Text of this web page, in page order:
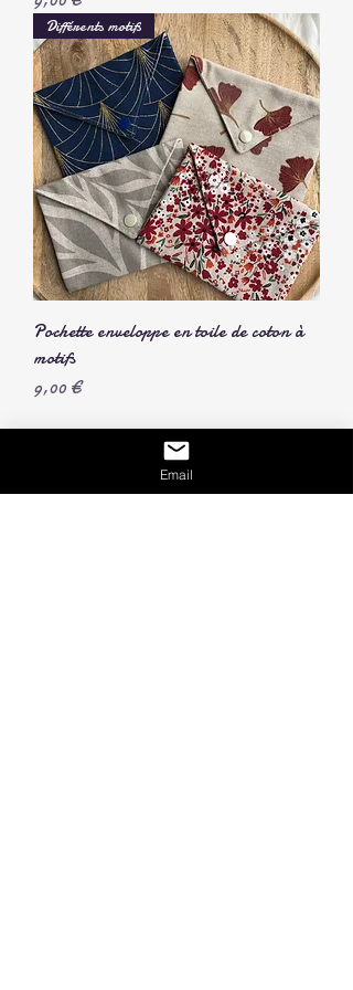
Différents motifs
Pochette enveloppe en toile de coton à
motifs
Prix
9,00 €
marielatelierdescreations@gmail.com
Email